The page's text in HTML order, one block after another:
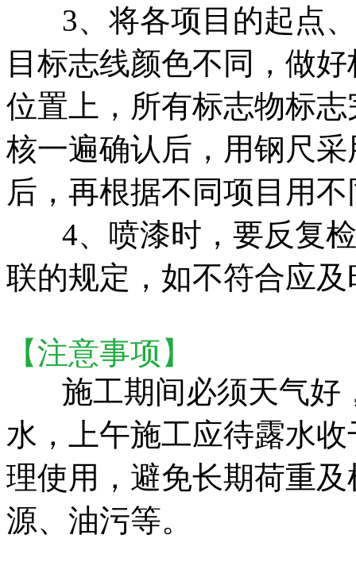
3、 将各项目的起点
目标志线颜色不同，做
位置上，所有标志物标
核一遍确认后，用钢尺
后，再根据不同项目用
4、 喷漆时，要反复
联的规定，如不符合应
【注意事项 】
施工期间必须天气好
水，上午施工应待露水
理使用，避免长期荷重
源、油污等。